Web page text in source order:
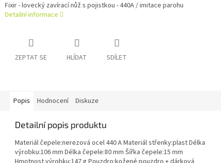
Fixir - lovecký zavírací nůž s pojistkou - 440A / imitace parohu
Detailní informace
ZEPTAT SE HLÍDAT SDÍLET
Popis Hodnocení Diskuze
Detailní popis produktu
Materiál čepele:nerezová ocel 440 A Materiál střenky:plast Délka
výrobku:106 mm Délka čepele:80 mm Šířka čepele:15 mm